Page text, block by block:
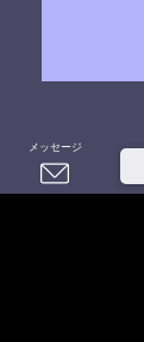
メッセージ